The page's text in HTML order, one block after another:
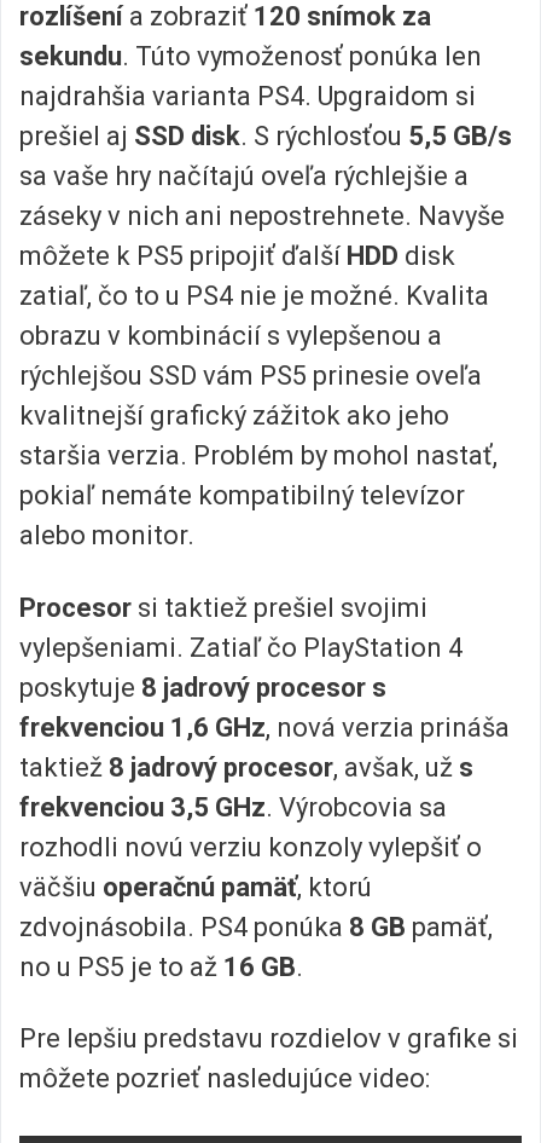
rozlíšenía zobraziť 120 snímok za
sekundu. Túto vymoženosť ponúka len
najdrahšia varianta PS4. Upgraidom si
prešiel aj SSD disk. S rýchlosťou 5,5 GB/s
sa vaše hry načítajú oveľa rýchlejšie a
záseky v nich ani nepostrehnete. Navyše
môžete k PS5 pripojiť ďalší HDD disk
zatiaľ, čo to u PS4 nie je možné. Kvalita
obrazu v kombinácií s vylepšenou a
rýchlejšou SSD vám PS5 prinesie oveľa
kvalitnejší grafický zážitok ako jeho
staršia verzia. Problém by mohol nastať,
pokiaľ nemáte kompatibilný televízor
alebo monitor.
Procesor si taktiež prešiel svojimi
vylepšeniami. Zatiaľ čo PlayStation 4
poskytuje 8 jadrový procesor s
frekvenciou 1,6 GHz, nová verzia prináša
taktiež 8 jadrový procesor, avšak, už s
frekvenciou 3,5 GHz. Výrobcovia sa
rozhodli novú verziu konzoly vylepšiť o
väčšiu operačnú pamäť, ktorú
zdvojnásobila. PS4 ponúka 8 GB pamäť,
no u PS5 je to až 16 GB.
Pre lepšiu predstavu rozdielov v grafike si
môžete pozrieť nasledujúce video: